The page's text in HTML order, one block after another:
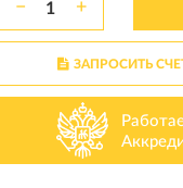
− +
ЗАПРОСИТЬ